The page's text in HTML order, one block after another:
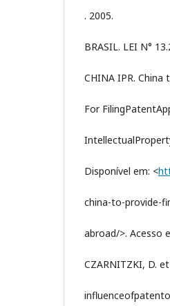
. 2005.
BRASIL. LEI N°
CHINA IPR. China
For
Disponível em: <
china-to-provide-
abroad/>. Acesso
CZARNITZKI, D.